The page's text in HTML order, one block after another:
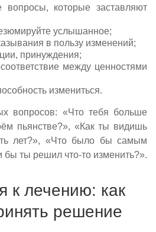
вопросы, которые заставляют
услышанное;
в пользу изменений;
принуждения;
между ценностями
измениться.
вопросов: «Что тебя больше
пьянстве?», «Как ты видишь
лет?», «Что было бы самым
ты решил что-то изменить?».
к лечению: как
решение
заявку
заявку», вы соглашаетесь с
заявку
заявку», вы соглашаетесь с
заявку
заявку», вы соглашаетесь с
Отправить
Вы даёте своё
персональных данных
Отправить
вы соглашаетесь с
вопрос
вопрос”, Вы даёте своё
персональных данных
заявку
заявку», вы соглашаетесь с